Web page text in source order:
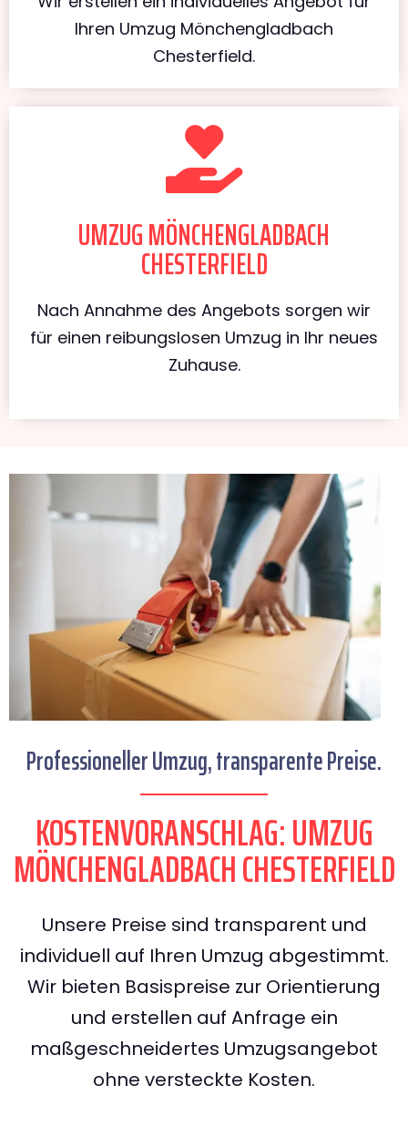
Ihren Umzug Mönchengladbach
Chesterfield.
UMZUG MÖNCHENGLADBACH
CHESTERFIELD
Nach Annahme des Angebots sorgen wir
für einen reibungslosen Umzug in Ihr neues
Zuhause.
Professioneller Umzug, transparente Preise.
KOSTENVORANSCHLAG: UMZUG
MÖNCHENGLADBACH CHESTERFIELD
Unsere Preise sind transparent und
individuell auf Ihren Umzug abgestimmt.
Wir bieten Basispreise zur Orientierung
und erstellen auf Anfrage ein
maßgeschneidertes Umzugsangebot
ohne versteckte Kosten.